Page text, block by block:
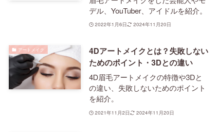
デル、YouTuber、アイドルを紹介。
2022年1月6日 2024年11月20日
アートメイク
4Dアートメイクとは？失敗しない
ためのポイント・3Dとの違い
4D眉毛アートメイクの特徴や3Dと
の違い、失敗しないためのポイント
を紹介。
2021年11月2日 2024年11月20日